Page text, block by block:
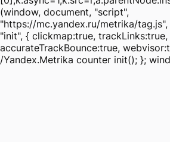
(window, document, "script",
"https://mc.yandex.ru/metrika/
"init", { clickmap:true, trackLinks:true,
accurateTrackBounce:true,
/Yandex.Metrika counter init(); };